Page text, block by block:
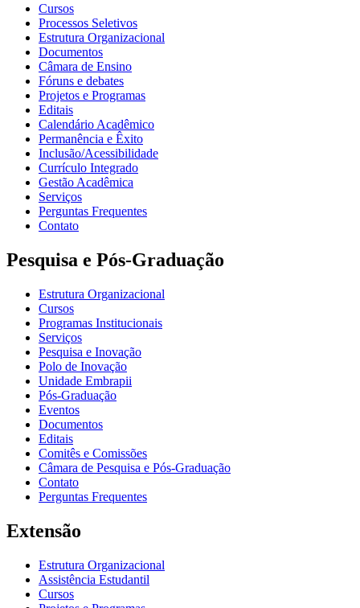
Cursos
Processos Seletivos
Estrutura Organizacional
Documentos
Câmara de Ensino
Fóruns e debates
Projetos e Programas
Editais
Calendário Acadêmico
Permanência e Êxito
Inclusão/Acessibilidade
Currículo Integrado
Gestão Acadêmica
Serviços
Perguntas Frequentes
Contato
Pesquisa e Pós-Graduação
Estrutura Organizacional
Cursos
Programas Institucionais
Serviços
Pesquisa e Inovação
Polo de Inovação
Unidade Embrapii
Pós-Graduação
Eventos
Documentos
Editais
Comitês e Comissões
Câmara de Pesquisa e Pós-Graduação
Contato
Perguntas Frequentes
Extensão
Estrutura Organizacional
Assistência Estudantil
Cursos